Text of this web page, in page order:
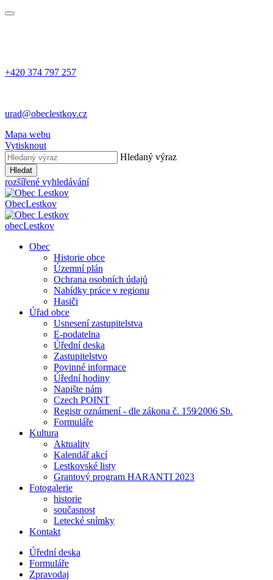
+420 374 797 257
urad@obeclestkov.cz
Mapa webu
Vytisknout
Hledaný výraz
Hledat
rozšířené vyhledávání
ObecLestkov
obecLestkov
Obec
Historie obce
Územní plán
Ochrana osobních údajů
Nabídky práce v regionu
Hasiči
Úřad obce
Usnesení zastupitelstva
E-podatelna
Úřední deska
Zastupitelstvo
Povinné informace
Úřední hodiny
Napište nám
Czech POINT
Registr oznámení - dle zákona č. 159⁄2006 Sb.
Formuláře
Kultura
Aktuality
Kalendář akcí
Lestkovské listy
Grantový program HARANTI 2023
Fotogalerie
historie
současnost
Letecké snímky
Kontakt
Úřední deska
Formuláře
Zpravodaj